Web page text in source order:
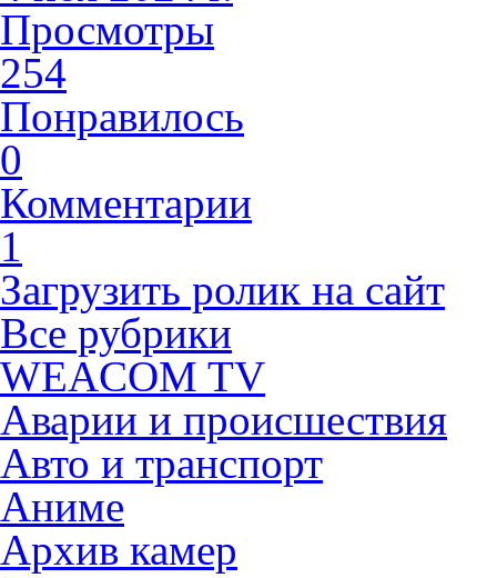
Просмотры
254
Понравилось
0
Комментарии
1
Загрузить ролик на сайт
Все рубрики
WEACOM TV
Аварии и происшествия
Авто и транспорт
Аниме
Архив камер